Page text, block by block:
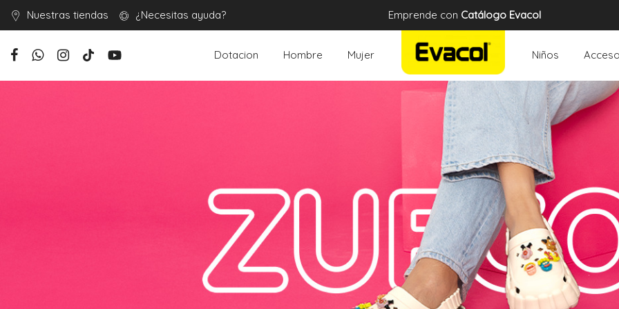
Nuestras tiendas ¿Necesitas ayuda? Emprende con Catálogo Evacol
Dotacion Hombre Mujer Niños